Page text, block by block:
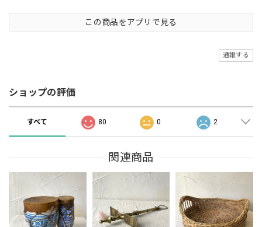
この商品をアプリで見る
通報する
ショップの評価
すべて 80 0 2
関連商品